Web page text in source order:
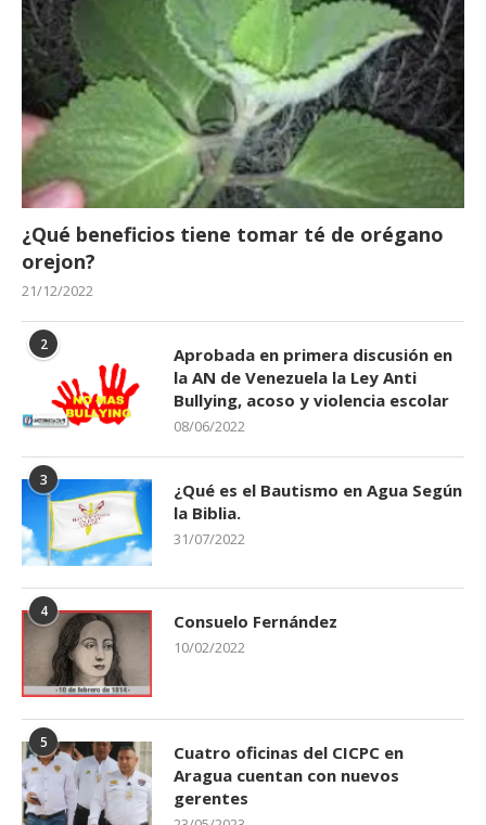
¿Qué beneficios tiene tomar té de orégano
orejon?
21/12/2022
2
Aprobada en primera discusión en
la AN de Venezuela la Ley Anti
Bullying, acoso y violencia escolar
08/06/2022
3
¿Qué es el Bautismo en Agua Según
la Biblia.
31/07/2022
4 Consuelo Fernández
10/02/2022
5
Cuatro oficinas del CICPC en
Aragua cuentan con nuevos
gerentes